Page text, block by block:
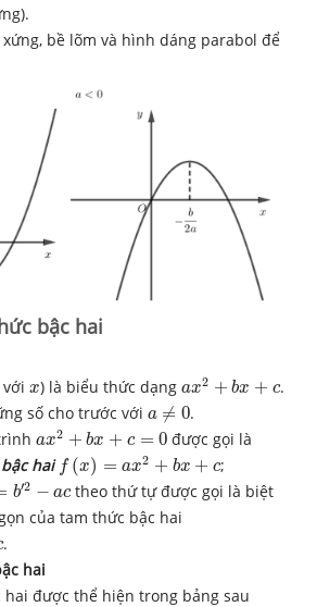
bề lõm và hình dáng parabol để
bậc hai
x
x) là biểu thức dạng ax2 + bx + c
2 + bx c
.
số cho trước với a ≠ 0
a 0
.
ax2 + bx + c = 0
2 + bx c
được gọi là
hai f (x) = ax2 + bx + c
f(x = x b + c ;
b′2 − ac
2− c
theo thứ tự được gọi là biệt
của tam thức bậc hai
.
hai
hai được thể hiện trong bảng sau